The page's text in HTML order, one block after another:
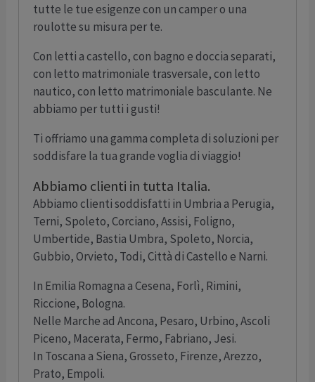
tutte le tue esigenze con un camper o una
roulotte su misura per te.
Con letti a castello, con bagno e doccia separati,
con letto matrimoniale trasversale, con letto
nautico, con letto matrimoniale basculante. Ne
abbiamo per tutti i gusti!
Ti offriamo una gamma completa di soluzioni per
soddisfare la tua grande voglia di viaggio!
Abbiamo clienti in tutta Italia.
Abbiamo clienti soddisfatti in Umbria a Perugia,
Terni, Spoleto, Corciano, Assisi, Foligno,
Umbertide, Bastia Umbra, Spoleto, Norcia,
Gubbio, Orvieto, Todi, Città di Castello e Narni.
In Emilia Romagna a Cesena, Forlì, Rimini,
Riccione, Bologna.
Nelle Marche ad Ancona, Pesaro, Urbino, Ascoli
Piceno, Macerata, Fermo, Fabriano, Jesi.
In Toscana a Siena, Grosseto, Firenze, Arezzo,
Prato, Empoli.